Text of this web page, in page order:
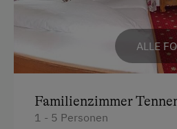
Familienanschluss
Garten/Wiese
Hofeigene Produkte
ALLE
Familienzimmer
1 - 5 Personen